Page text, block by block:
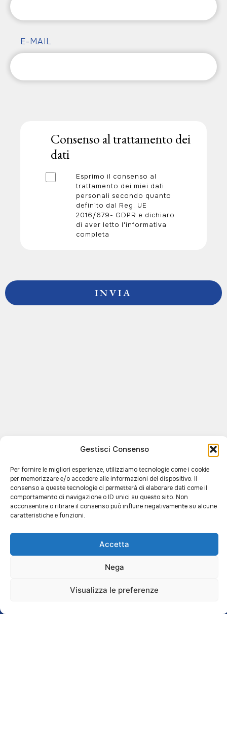
Gestisci Consenso
Per fornire le migliori esperienze, utilizziamo tecnologie come i cookie
per memorizzare e/o accedere alle informazioni del dispositivo. Il
consenso a queste tecnologie ci permetterà di elaborare dati come il
comportamento di navigazione o ID unici su questo sito. Non
acconsentire o ritirare il consenso può influire negativamente su alcune
caratteristiche e funzioni.
Accetta
Nega
Visualizza le preferenze
APPUNTAMENTO
E-MAIL
Consenso al trattamento dei
dati
Esprimo il consenso al
trattamento dei miei dati
personali secondo quanto
definito dal Reg. UE
2016/679- GDPR e dichiaro
di aver letto l'informativa
completa